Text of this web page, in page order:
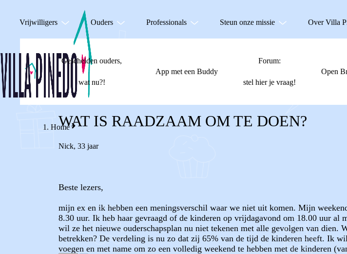
Vrijwilligers Ouders Professionals Steun onze missie Over Villa
Gescheiden ouders,
wat nu?!
App met een Buddy
Forum:
stel hier je vraag!
Open
Home
WAT IS RAADZAAM OM TE DOEN?
Nick, 33 jaar
Beste lezers,
mijn ex en ik hebben een meningsverschil waar we niet uit komen. Mijn
8.30 uur. Ik heb haar gevraagd of de kinderen op vrijdagavond om 18.00 uur
wil ze het nieuwe ouderschapsplan nu niet tekenen met alle gevolgen van dien.
betrekken? De verdeling is nu zo dat zij 65% van de tijd de kinderen heeft. Ik
voegen en met name om zo een volledig weekend te hebben met de kinderen